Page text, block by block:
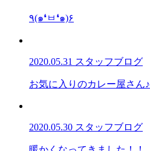
٩(๑❛ㅂ❛๑)۶
2020.05.31 スタッフブログ
お気に入りのカレー屋さん♪
2020.05.30 スタッフブログ